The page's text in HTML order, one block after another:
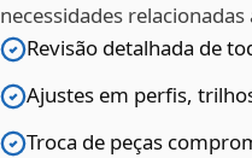
necessidades
Revisão detalhada de
Ajustes em perfis,
Troca de peças